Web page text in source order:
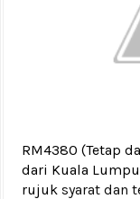
RM4380 (Tetap
dari Kuala
rujuk syarat dan